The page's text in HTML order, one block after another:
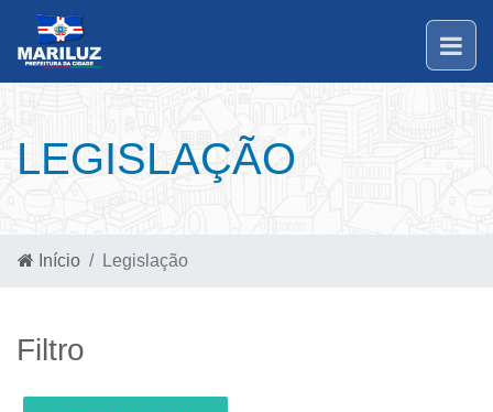
LEGISLAÇÃO
Início Legislação
Filtro